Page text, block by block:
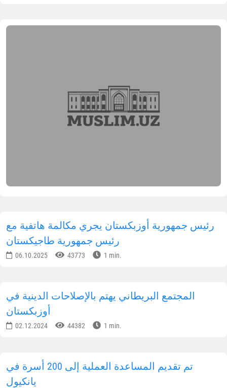
رئيس جمهورية أوزبكستان يجري مكالمة هاتفية مع
رئيس جمهورية طاجيكستان
06.10.2025 43773 1 min.
المجتمع البريطاني يهتم بالإصلاحات الدينية في
أوزبكستان
02.12.2024 44382 1 min.
تم تقديم المساعدة العملية إلى 200 أسرة في
يانكيول